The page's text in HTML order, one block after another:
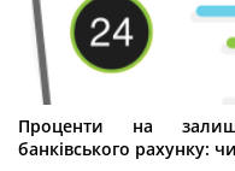
Проценти на
банківського рахунку: